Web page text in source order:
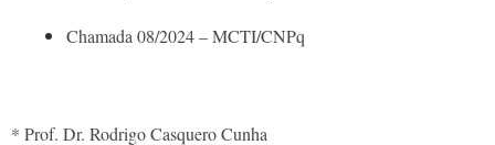
Chamada 08/2024 – MCTI/CNPq
* Prof. Dr. Rodrigo Casquero Cunha